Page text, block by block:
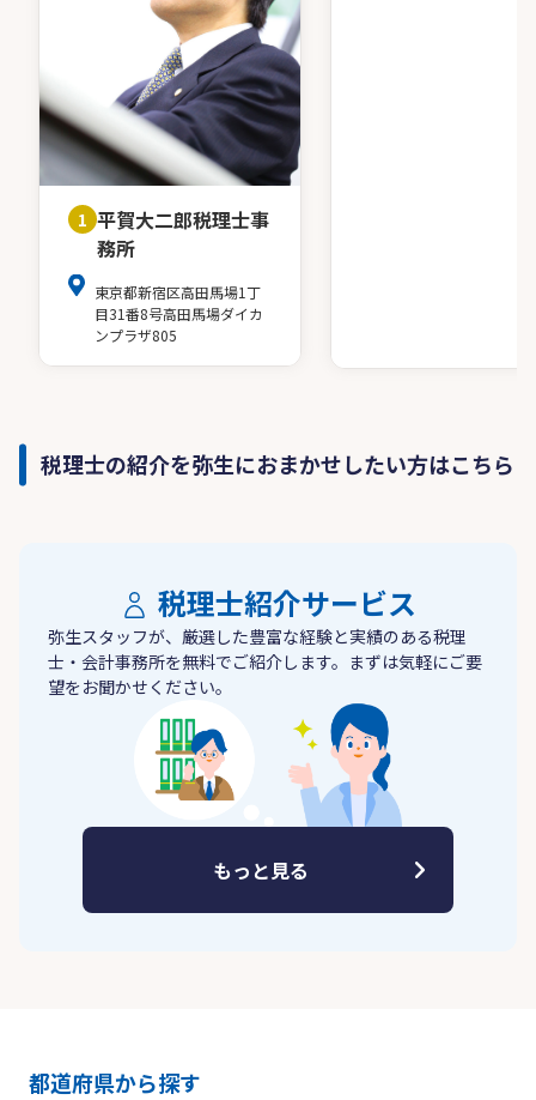
1 平賀大二郎税理士事
務所
東京都新宿区高田馬場1丁
目31番8号高田馬場ダイカ
ンプラザ805
税理士の紹介を弥生におまかせしたい方はこちら
税理士紹介サービス
弥生スタッフが、厳選した豊富な経験と実績のある税理
士・会計事務所を無料でご紹介します。まずは気軽にご要
望をお聞かせください。
もっと見る
都道府県から探す